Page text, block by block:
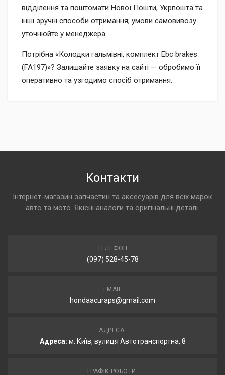
відділення та поштомати Нової Пошти, Укрпошта та
інші зручні способи отримання; умови самовивозу
уточнюйте у менеджера.
Потрібна «Колодки гальмівні, комплект Ebc brakes
(FA197)»? Залишайте заявку на сайті — обробимо її
оперативно та узгодимо спосіб отримання.
Контакти
Інтернет-магазин запчастин та аксесуарів для всіх марок
авто та мото. Якісні аналоги та оригінальні деталі.
ТЕЛЕФОН
(097) 528-45-78
EMAIL
hondaacuraps@gmail.com
АДРЕСА:
Адреса: м. Київ, вулиця Автотранспортна, 8
ГРАФІК РОБОТИ: